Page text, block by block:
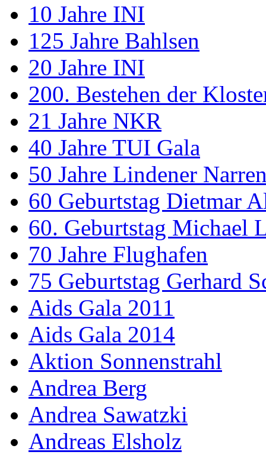
10 Jahre INI
125 Jahre Bahlsen
20 Jahre INI
200. Bestehen der
21 Jahre NKR
40 Jahre TUI Gala
50 Jahre Lindener
60 Geburtstag Dietmar
60. Geburtstag Michael
70 Jahre Flughafen
75 Geburtstag Gerhard
Aids Gala 2011
Aids Gala 2014
Aktion Sonnenstrahl
Andrea Berg
Andrea Sawatzki
Andreas Elsholz